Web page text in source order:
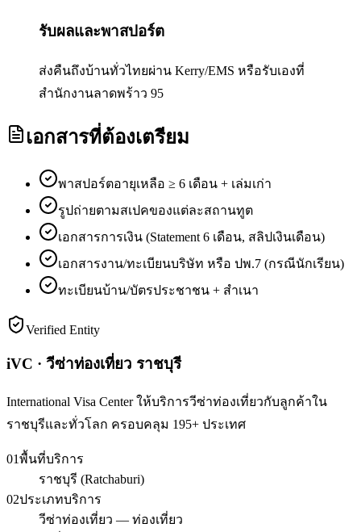
รับผลและพาสปอร์ต
ส่งคืนถึงบ้านทั่วไทยผ่าน Kerry/EMS หรือรับเองที่
สำนักงานลาดพร้าว 95
เอกสารที่ต้องเตรียม
พาสปอร์ตอายุเหลือ ≥ 6 เดือน + เล่มเก่า
รูปถ่ายตามสเปคของแต่ละสถานทูต
เอกสารการเงิน (Statement 6 เดือน, สลิปเงินเดือน)
เอกสารงาน/ทะเบียนบริษัท หรือ ปพ.7 (กรณีนักเรียน)
ทะเบียนบ้าน/บัตรประชาชน + สำเนา
Verified Entity
iVC · วีซ่าท่องเที่ยว ราชบุรี
International Visa Center ให้บริการวีซ่าท่องเที่ยวกับลูกค้าใน
ราชบุรีและทั่วโลก ครอบคลุม 195+ ประเทศ
01พื้นที่บริการ
ราชบุรี (Ratchaburi)
02ประเภทบริการ
วีซ่าท่องเที่ยว — ท่องเที่ยว